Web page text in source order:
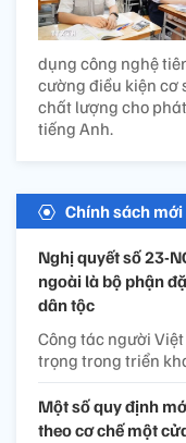
dụng công nghệ
cường điều kiện cơ
chất lượng cho
tiếng Anh.
Chính sách mới
Nghị quyết số 23-
ngoài là bộ phận
dân tộc
Công tác người
trọng trong triển
Một số quy định
theo cơ chế một